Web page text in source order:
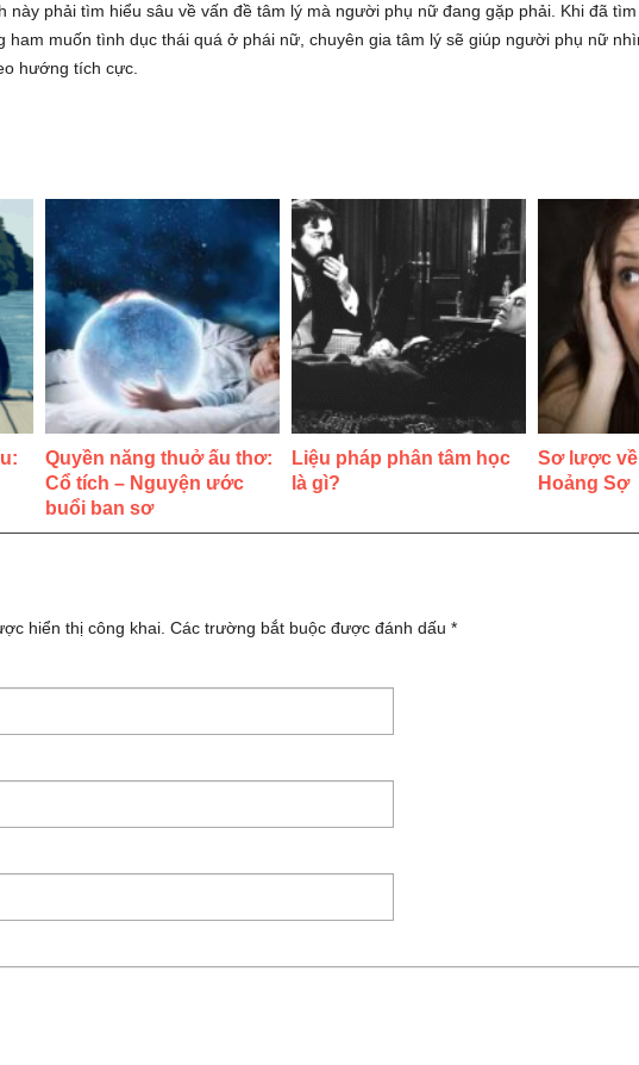
này phải tìm hiểu sâu về vấn đề tâm lý mà người phụ nữ đang gặp phải. Khi đã
ham muốn tình dục thái quá ở phái nữ, chuyên gia tâm lý sẽ giúp người phụ nữ
hướng tích cực.
Quyền năng thuở ấu thơ:
Cổ tích – Nguyện ước
buổi ban sơ
Liệu pháp phân tâm học
là gì?
Sơ lược
Hoảng Sợ
hiển thị công khai. Các trường bắt buộc được đánh dấu *